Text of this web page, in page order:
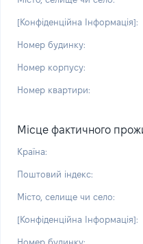
[Конфіденційна Інформація]:
Номер будинку:
Номер корпусу:
Номер квартири:
Місце фактичного
Країна:
Поштовий індекс:
Місто, селище чи село:
[Конфіденційна Інформація]:
Номер будинку: